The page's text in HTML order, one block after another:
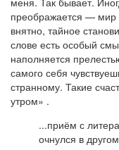
преображается — мир
внятно, тайное
слове есть особый
наполняется
самого себя
странному. Такие
утром» .
...приём с
очнулся в